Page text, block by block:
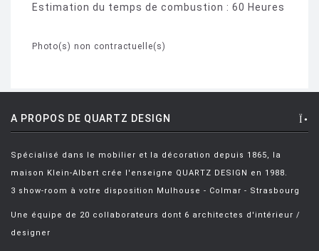
Estimation du temps de combustion : 60 Heures
Photo(s) non contractuelle(s)
A PROPOS DE QUARTZ DESIGN
Spécialisé dans le mobilier et la décoration depuis 1865, la
maison Klein-Albert crée l'enseigne QUARTZ DESIGN en 1988.
3 show-room à votre disposition Mulhouse - Colmar - Strasbourg
Une équipe de 20 collaborateurs dont 6 architectes d'intérieur /
designer